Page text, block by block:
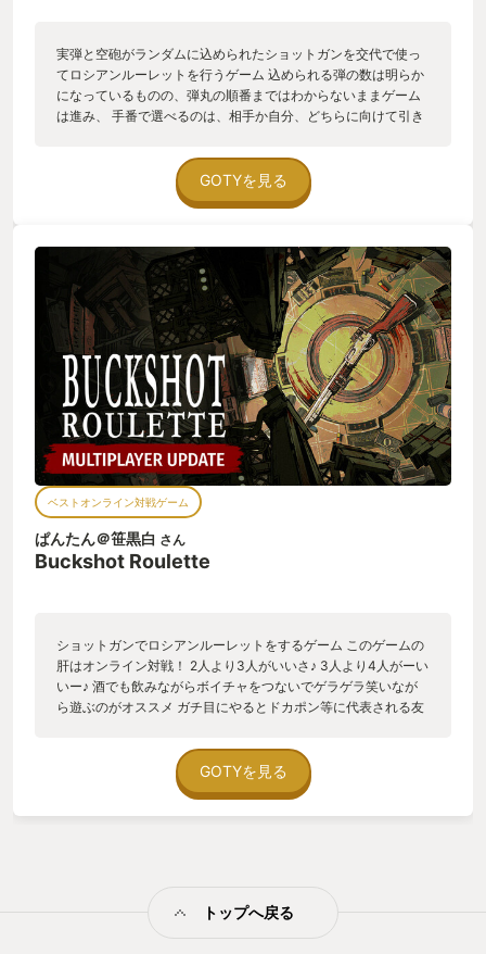
実弾と空砲がランダムに込められたショットガンを交代で使っ
てロシアンルーレットを行うゲーム 込められる弾の数は明らか
になっているものの、弾丸の順番まではわからないままゲーム
は進み、 手番で選べるのは、相手か自分、どちらに向けて引き
空砲ならば手番が交代、 リスクを冒して自分に引き金を引き、
見事空砲を引き当てることができれば、手番は継続、 ただし実
弾ならば…… というスリル満点の運否天賦を楽しむゲーム この
うことで、 確率を操作したり相手の手を制限したりと様々なア
クションが可能、 ただしアイテムの使用は相手も可能、 優勢だ
った試合展開がたった1つのミスで容易くひっくり返ることも珍
しくないのがまた怖いところ 事前に知れる各弾の装弾数、自分
のアイテム、そして相手のアイテムと状況を分析し…… 「まあ6
分の1なら当たらんやろｗガハハ！」って言って自爆するのも、
もはや様式美 想定外の事が起き、残りの弾がどうなっていたか
忘れてしまった時の緊張感は並のものではありません。 運の要
素とそれをある程度コントロールするアイテム、 そして相手の
状況も頭に入れての行動、 シンプルながら、すべての行動にリ
スクとリターンが付きまとう 非常にゲームらしいゲームです。
また、アップデートで 体力の続く限り永遠と試合を続けるエン
ドレスモード、 そして生身のプレイヤーとの駆け引きを味わう
対戦モードも追加されております。 自分か相手のどちらかを撃
つ、たったそれだけの単純な選択を かなり濃密な詠み合いへと
昇華させた素晴らしいゲームです。 ｱｯ手錠はヤメテ……
GOTYを見る
ベストオンライン対戦ゲーム
ぱんたん＠笹黒白 さん
Buckshot Roulette
ショットガンでロシアンルーレットをするゲーム このゲームの
肝はオンライン対戦！ 2人より3人がいいさ♪ 3人より4人がーい
いー♪ 酒でも飲みながらボイチャをつないでゲラゲラ笑いなが
ら遊ぶのがオススメ ガチ目にやるとドカポン等に代表される友
GOTYを見る
トップへ戻る